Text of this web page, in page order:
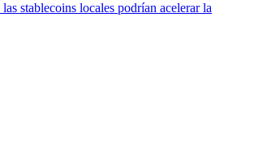
stablecoins locales podrían acelerar la